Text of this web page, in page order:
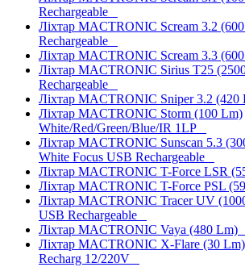
Rechargeable
Ліхтар MACTRONIC Scream 3.2
Rechargeable
Ліхтар MACTRONIC Scream 3.3
Ліхтар MACTRONIC Sirius T25
Rechargeable
Ліхтар MACTRONIC Sniper 3.2
Ліхтар MACTRONIC Storm (100 Lm)
White/Red/Green/Blue/IR 1LP
Ліхтар MACTRONIC Sunscan 5.3
White Focus USB Rechargeable
Ліхтар MACTRONIC T-Force LSR
Ліхтар MACTRONIC T-Force PSL
Ліхтар MACTRONIC Tracer UV
USB Rechargeable
Ліхтар MACTRONIC Vaya (480 Lm)
Ліхтар MACTRONIC X-Flare (30
Recharg 12/220V